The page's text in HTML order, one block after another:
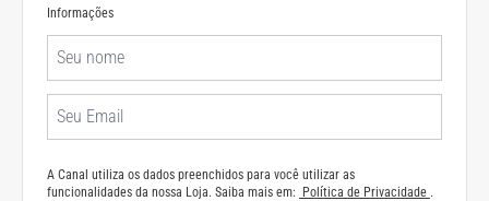
Informações
A Canal utiliza os dados preenchidos para você utilizar as
funcionalidades da nossa Loja. Saiba mais em:
Política de Privacidade .